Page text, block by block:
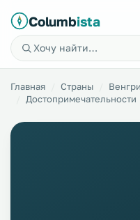
Columbista
Главная Страны
Достопримечательности